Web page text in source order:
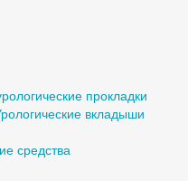
прокладки
вкладыши
средства